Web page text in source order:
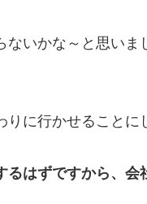
いかな～と思いま
に行かせることに
はずですから、